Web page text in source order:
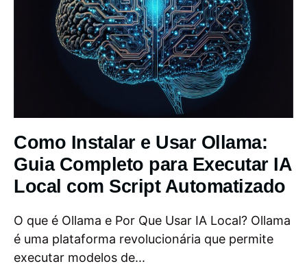
Como Instalar e Usar Ollama:
Guia Completo para Executar IA
Local com Script Automatizado
O que é Ollama e Por Que Usar IA Local? Ollama
é uma plataforma revolucionária que permite
executar modelos de...